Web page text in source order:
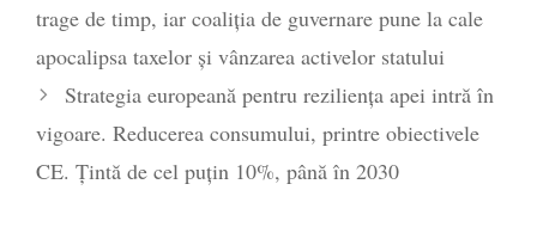
trage de timp, iar coaliția de guvernare pune la cale
apocalipsa taxelor și vânzarea activelor statului
Strategia europeană pentru reziliența apei intră în
vigoare. Reducerea consumului, printre obiectivele
CE. Țintă de cel puțin 10%, până în 2030